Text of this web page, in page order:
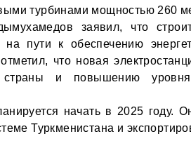
турбинами мощностью 260
заявил, что
пути к обеспечению
что новая
страны и повышению
начать в 2025 году.
Туркменистана и